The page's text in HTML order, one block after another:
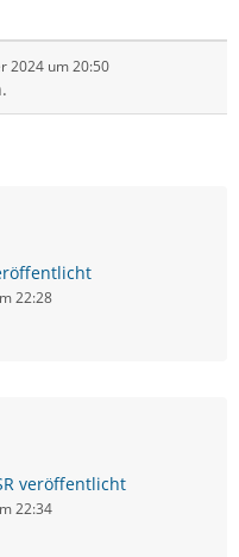
2024 um 20:50
22:28
veröffentlicht
22:34